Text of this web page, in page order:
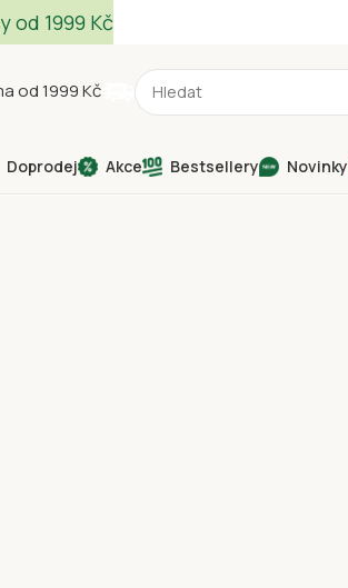
od 1999 Kč
Doprodej Akce Bestsellery Novinky
od 1999 Kč